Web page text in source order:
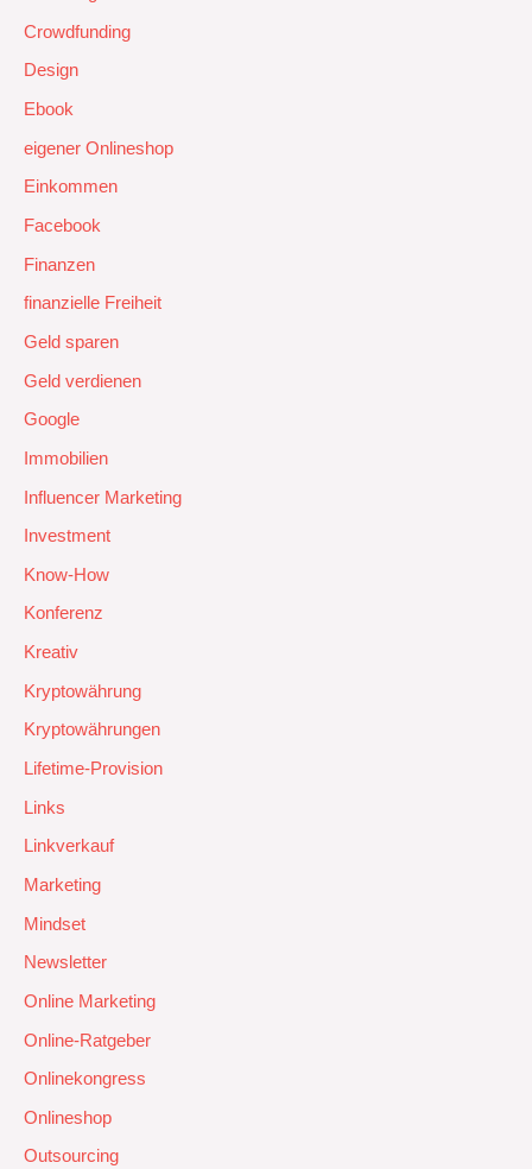
Crowdfunding
Design
Ebook
eigener Onlineshop
Einkommen
Facebook
Finanzen
finanzielle Freiheit
Geld sparen
Geld verdienen
Google
Immobilien
Influencer Marketing
Investment
Know-How
Konferenz
Kreativ
Kryptowährung
Kryptowährungen
Lifetime-Provision
Links
Linkverkauf
Marketing
Mindset
Newsletter
Online Marketing
Online-Ratgeber
Onlinekongress
Onlineshop
Outsourcing